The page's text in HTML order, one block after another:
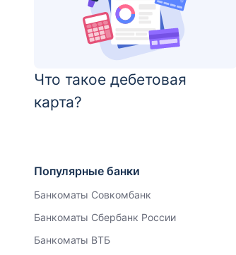
Что такое дебетовая
карта?
Популярные банки
Банкоматы Совкомбанк
Банкоматы Сбербанк России
Банкоматы ВТБ